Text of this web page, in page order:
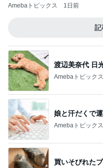
Amebaトピックス 1日前
記
渡辺美奈代 日
Amebaトピックス
娘と汗だくで
Amebaトピックス
買いそびれた